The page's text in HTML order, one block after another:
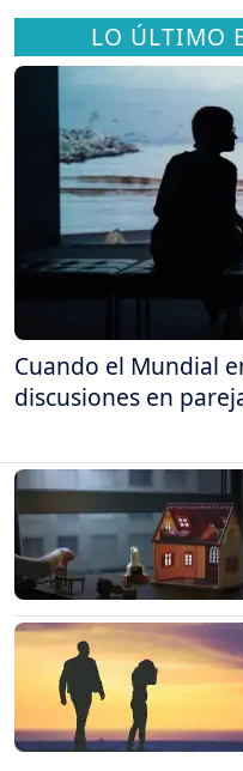
LO ÚLTIMO
Cuando el Mundial
discusiones en